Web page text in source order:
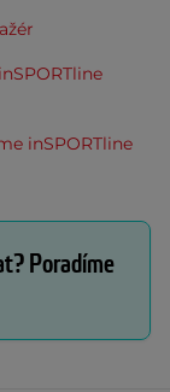
inSPORTline
Poradíme